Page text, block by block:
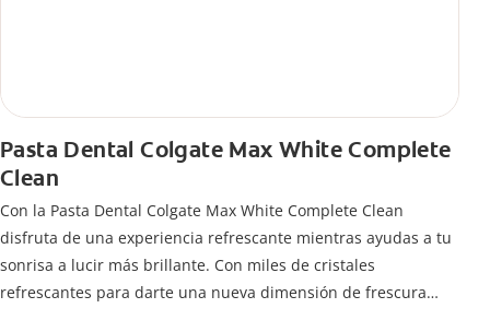
Pasta Dental Colgate Max White Complete
Clean
Con la Pasta Dental Colgate Max White Complete Clean
disfruta de una experiencia refrescante mientras ayudas a tu
sonrisa a lucir más brillante. Con miles de cristales
refrescantes para darte una nueva dimensión de frescura